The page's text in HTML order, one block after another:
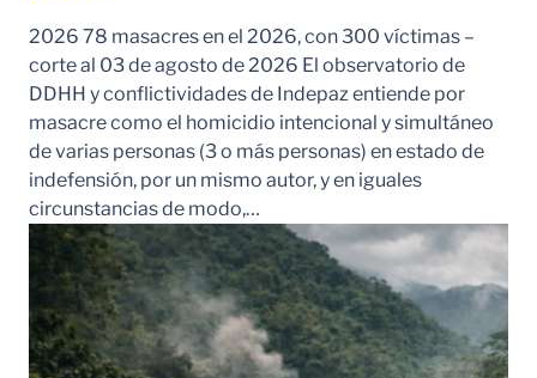
2026 78 masacres en el 2026, con 300 víctimas –
corte al 03 de agosto de 2026 El observatorio de
DDHH y conflictividades de Indepaz entiende por
masacre como el homicidio intencional y simultáneo
de varias personas (3 o más personas) en estado de
indefensión, por un mismo autor, y en iguales
circunstancias de modo,…